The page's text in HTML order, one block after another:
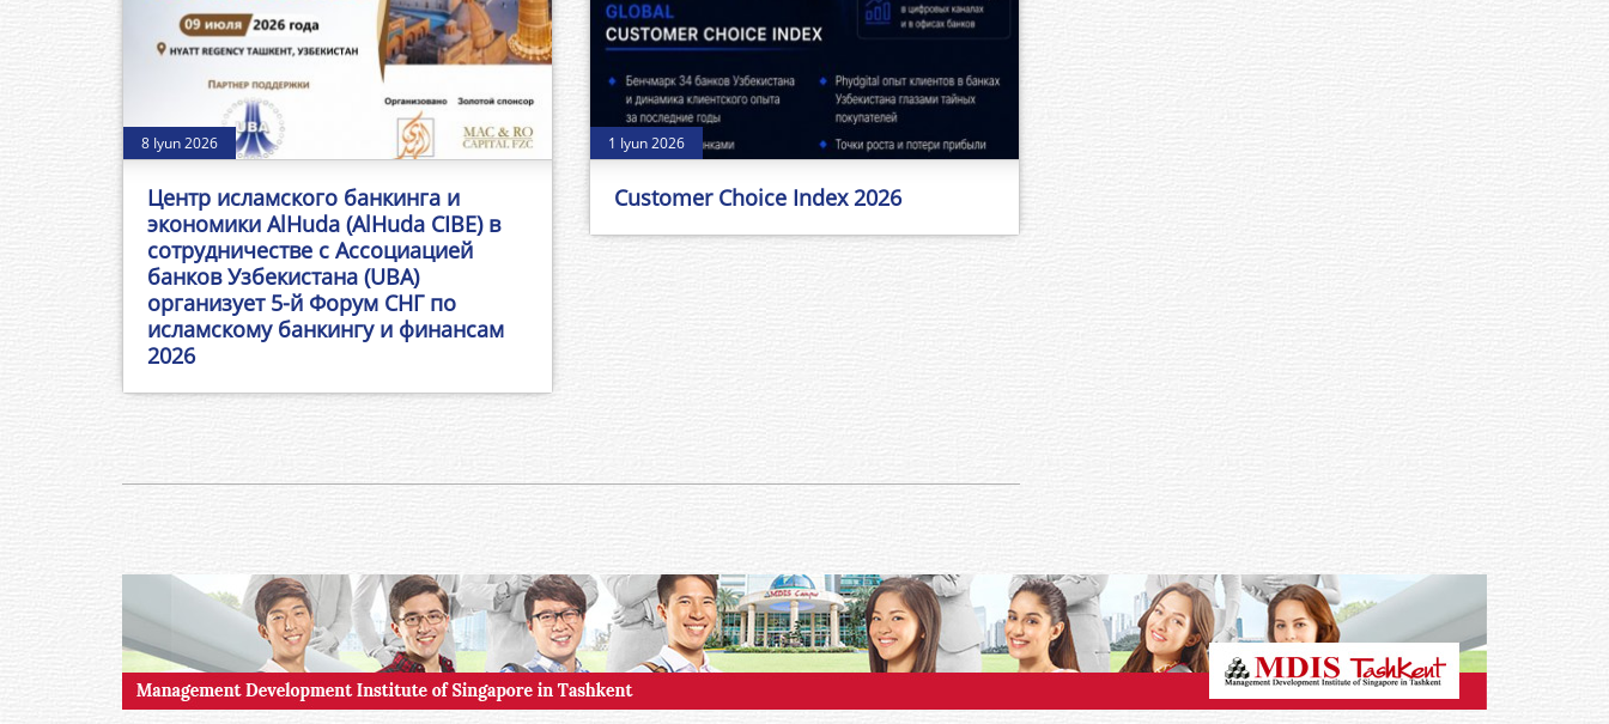
8 Iyun 2026
Центр исламского банкинга и
экономики AlHuda (AlHuda CIBE) в
сотрудничестве с Ассоциацией
банков Узбекистана (UBA)
организует 5-й Форум СНГ по
исламскому банкингу и финансам
2026
1 Iyun 2026
Customer Choice Index 2026